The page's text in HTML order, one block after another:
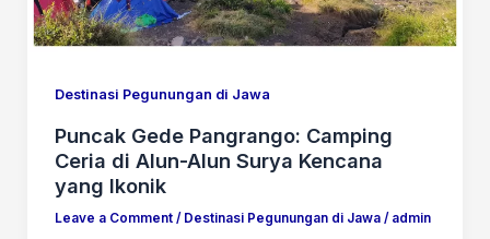
Destinasi Pegunungan di Jawa
Puncak Gede Pangrango: Camping
Ceria di Alun-Alun Surya Kencana
yang Ikonik
Leave a Comment / Destinasi Pegunungan di Jawa/ admin